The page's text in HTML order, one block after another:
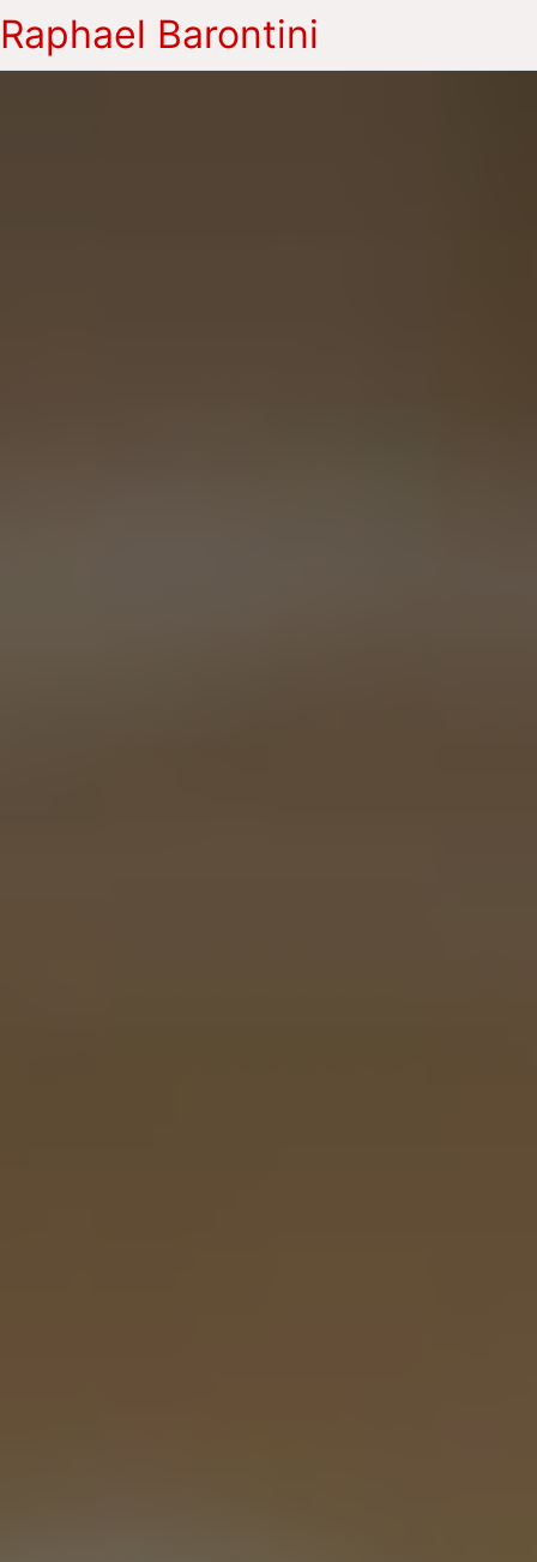
Raphael Barontini